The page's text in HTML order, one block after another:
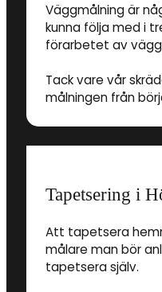
Väggmålning är
kunna följa med i
förarbetet av
Tack vare vår
målningen från
Tapetsering i
Att tapetsera
målare man bör
tapetsera själv.